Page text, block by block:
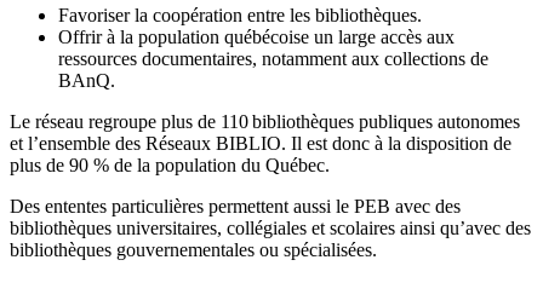
Favoriser la coopération entre les bibliothèques.
Offrir à la population québécoise un large accès aux
ressources documentaires, notamment aux collections de
BAnQ.
Le réseau regroupe plus de 110bibliothèques publiques autonomes
et l’ensemble des Réseaux BIBLIO. Il est donc à la disposition de
plus de 90 % de la population du Québec.
Des ententes particulières permettent aussi le PEB avec des
bibliothèques universitaires, collégiales et scolaires ainsi qu’avec des
bibliothèques gouvernementales ou spécialisées.